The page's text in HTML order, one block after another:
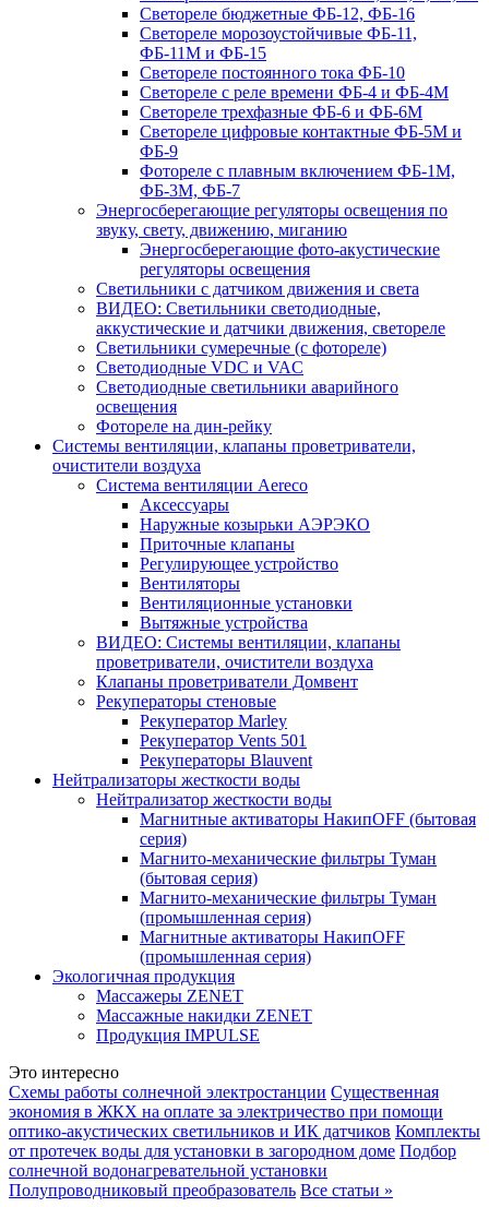
Светореле бюджетные ФБ-12, ФБ-16
Светореле морозоустойчивые ФБ-11,
ФБ-11М и ФБ-15
Светореле постоянного тока ФБ-10
Светореле с реле времени ФБ-4 и ФБ-4М
Светореле трехфазные ФБ-6 и ФБ-6М
Светореле цифровые контактные ФБ-5М и
ФБ-9
Фотореле с плавным включением ФБ-1М,
ФБ-3М, ФБ-7
Энергосберегающие регуляторы освещения по
звуку, свету, движению, миганию
Энергосберегающие фото-акустические
регуляторы освещения
Светильники с датчиком движения и света
ВИДЕО: Светильники светодиодные,
аккустические и датчики движения, светореле
Светильники сумеречные (с фотореле)
Светодиодные VDC и VAC
Светодиодные светильники аварийного
освещения
Фотореле на дин-рейку
Системы вентиляции, клапаны проветриватели,
очистители воздуха
Система вентиляции Aereco
Аксессуары
Наружные козырьки АЭРЭКО
Приточные клапаны
Регулирующее устройство
Вентиляторы
Вентиляционные установки
Вытяжные устройства
ВИДЕО: Системы вентиляции, клапаны
проветриватели, очистители воздуха
Клапаны проветриватели Домвент
Рекуператоры стеновые
Рекуператор Marley
Рекуператор Vents 501
Рекуператоры Blauvent
Нейтрализаторы жесткости воды
Нейтрализатор жесткости воды
Магнитные активаторы НакипOFF (бытовая
серия)
Магнито-механические фильтры Туман
(бытовая серия)
Магнито-механические фильтры Туман
(промышленная серия)
Магнитные активаторы НакипOFF
(промышленная серия)
Экологичная продукция
Массажеры ZENET
Массажные накидки ZENET
Продукция IMPULSE
Это интересно
Схемы работы солнечной электростанции Существенная
экономия в ЖКХ на оплате за электричество при помощи
оптико-акустических светильников и ИК датчиков Комплекты
от протечек воды для установки в загородном доме Подбор
солнечной водонагревательной установки
Полупроводниковый преобразователь Все статьи »